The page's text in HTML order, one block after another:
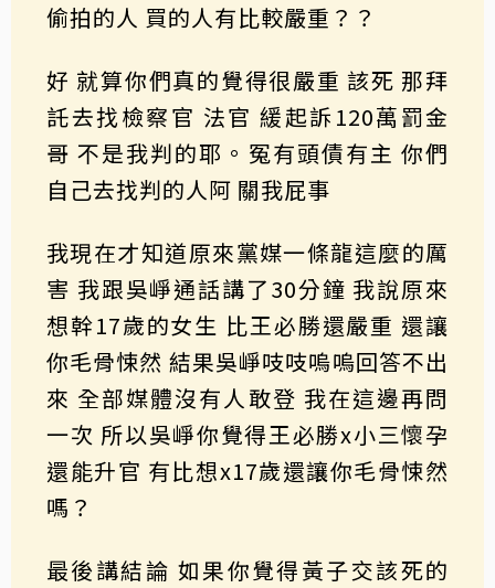
偷拍的人 買的人有比較嚴重？？
好 就算你們真的覺得很嚴重 該死 那拜
託去找檢察官 法官 緩起訴120萬罰金
哥 不是我判的耶。冤有頭債有主 你們
自己去找判的人阿 關我屁事
我現在才知道原來黨媒一條龍這麼的厲
害 我跟吳崢通話講了30分鐘 我說原來
想幹17歲的女生 比王必勝還嚴重 還讓
你毛骨悚然 結果吳崢吱吱嗚嗚回答不出
來 全部媒體沒有人敢登 我在這邊再問
一次 所以吳崢你覺得王必勝x小三懷孕
還能升官 有比想x17歲還讓你毛骨悚然
嗎？
最後講結論 如果你覺得黃子交該死的